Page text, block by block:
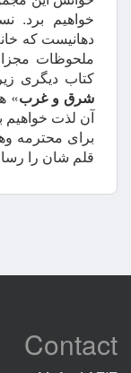
خواهیم برد.
دهانیست که
ملحوظات
کتاب دیگری
شرق و غرب»
آن لذت خواهیم
برای محترمه
قلم شان را
Contact